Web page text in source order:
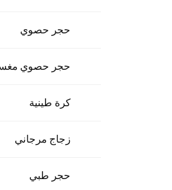
حجر حصوي
حجر حصوي
كرة طينية
زجاج مرجاني
حجر طبي